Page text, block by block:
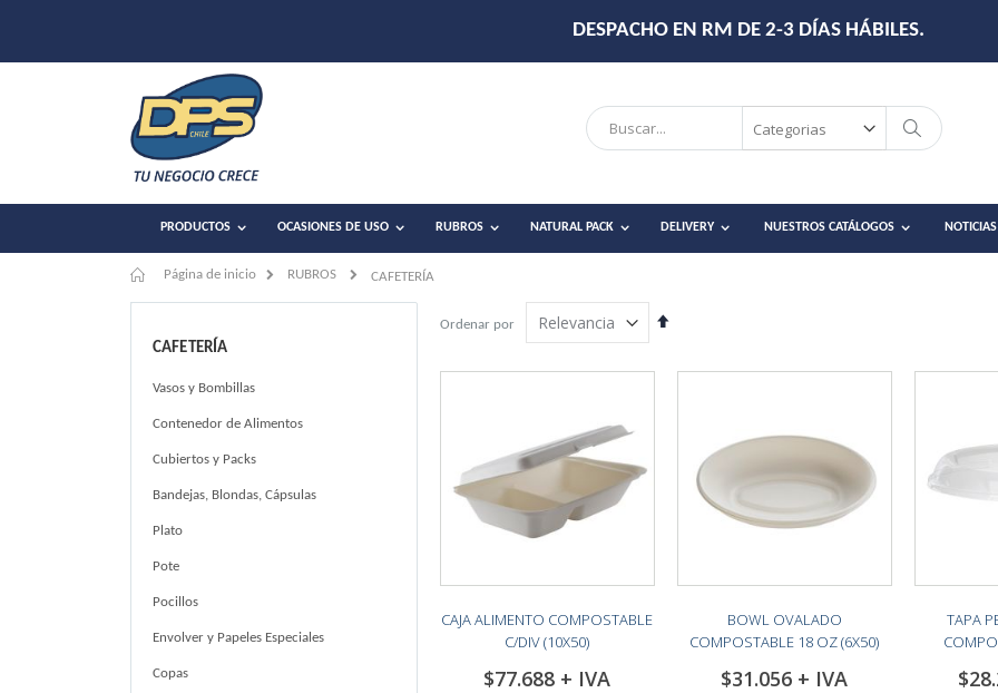
DESPACHO EN RM DE 2-3 DÍAS HÁBILES.
Search
PRODUCTOS OCASIONES DE USO RUBROS NATURAL PACK DELIVERY NUESTROS CATÁLOGOS NOTICIAS
Página de inicio RUBROS CAFETERÍA
Ordenar por
CAJA ALIMENTO COMPOSTABLE
C/DIV (10X50)
$77.688
BOWL OVALADO
COMPOSTABLE 18 OZ (6X50)
$31.056
TAPA
CAFETERÍA
Vasos y Bombillas
Contenedor de Alimentos
Cubiertos y Packs
Bandejas, Blondas, Cápsulas
Plato
Pote
Pocillos
Envolver y Papeles Especiales
Copas